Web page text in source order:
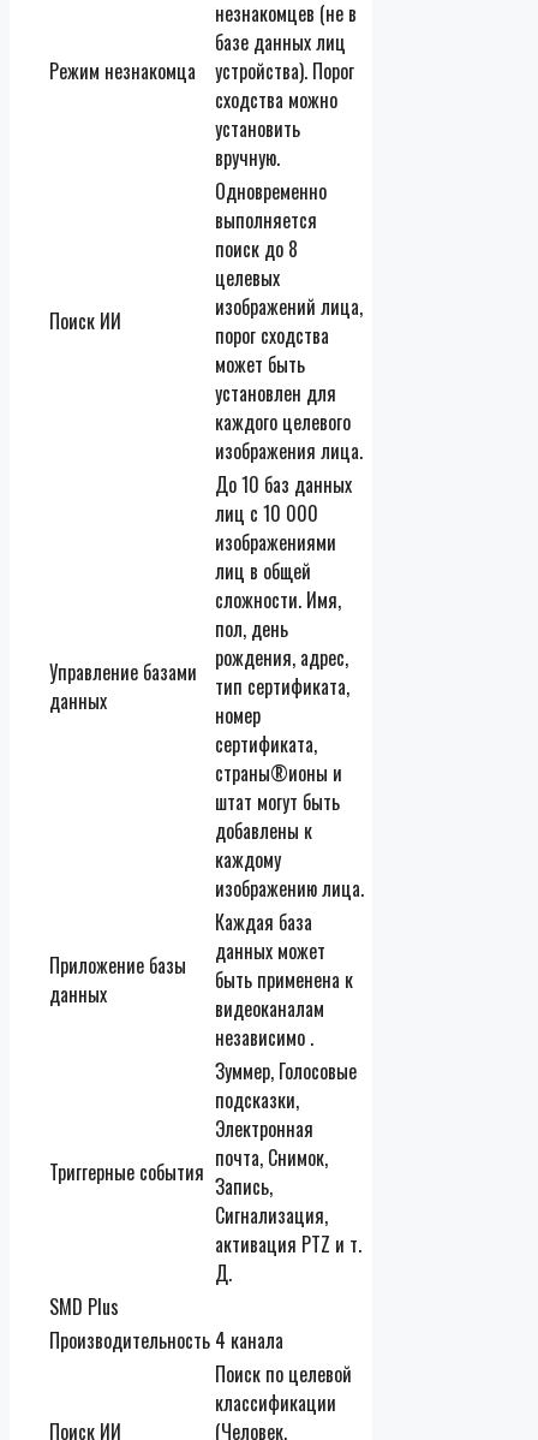
Режим незнакомца
незнакомцев (не в
базе данных лиц
устройства). Порог
сходства можно
установить
вручную.
Поиск ИИ
Одновременно
выполняется
поиск до 8
целевых
изображений лица,
порог сходства
может быть
установлен для
каждого целевого
изображения лица.
Управление базами
данных
До 10 баз данных
лиц с 10 000
изображениями
лиц в общей
сложности. Имя,
пол, день
рождения, адрес,
тип сертификата,
номер
сертификата,
страны®ионы и
штат могут быть
добавлены к
каждому
изображению лица.
Приложение базы
данных
Каждая база
данных может
быть применена к
видеоканалам
независимо .
Триггерные события
Зуммер, Голосовые
подсказки,
Электронная
почта, Снимок,
Запись,
Сигнализация,
активация PTZ и т.
Д.
SMD Plus
Производительность 4 канала
Поиск ИИ
Поиск по целевой
классификации
(Человек,